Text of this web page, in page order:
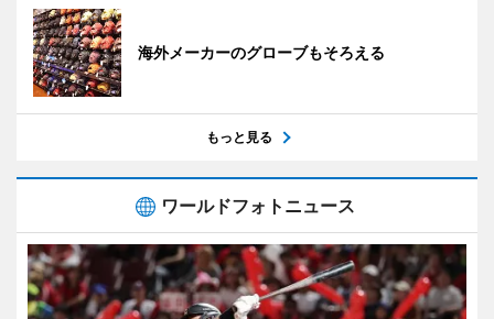
海外メーカーのグローブもそろえる
もっと見る
ワールドフォトニュース